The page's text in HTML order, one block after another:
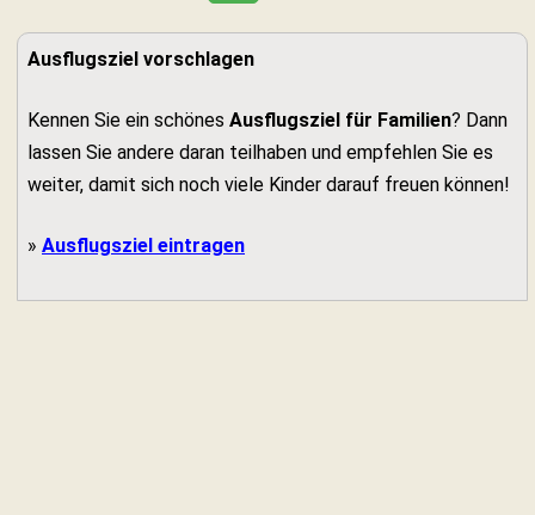
Ausflugsziel vorschlagen
Kennen Sie ein schönes Ausflugsziel für Familien? Dann
lassen Sie andere daran teilhaben und empfehlen Sie es
weiter, damit sich noch viele Kinder darauf freuen können!
» Ausflugsziel eintragen